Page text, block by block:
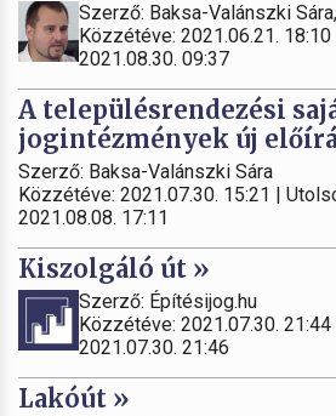
Szerző: Baksa-Valánszki
Közzétéve: 2021.06.21.
2021.08.30. 09:37
A településrendezési
jogintézmények új
Szerző: Baksa-Valánszki Sára
Közzétéve: 2021.07.30. 15:21 |
2021.08.08. 17:11
Kiszolgáló út »
Szerző: Építésijog.hu
Közzétéve: 2021.07.30.
2021.07.30. 21:46
Lakóút »